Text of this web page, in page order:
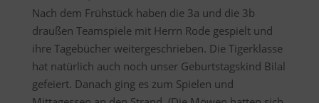
Nach dem Frühstück haben die 3a und die 3b
draußen Teamspiele mit Herrn Rode gespielt und
ihre Tagebücher weitergeschrieben. Die Tigerklasse
hat natürlich auch noch unser Geburtstagskind Bilal
gefeiert. Danach ging es zum Spielen und